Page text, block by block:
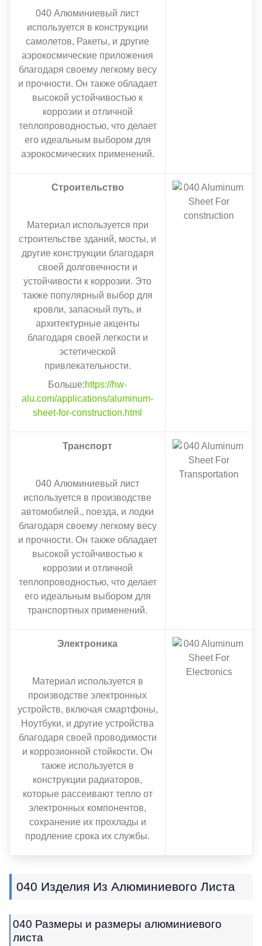
040 Алюминиевый лист
используется в конструкции
самолетов, Ракеты, и другие
аэрокосмические приложения
благодаря своему легкому весу
и прочности. Он также обладает
высокой устойчивостью к
коррозии и отличной
теплопроводностью, что делает
его идеальным выбором для
аэрокосмических применений.
Строительство
Материал используется при
строительстве зданий, мосты, и
другие конструкции благодаря
своей долговечности и
устойчивости к коррозии. Это
также популярный выбор для
кровли, запасный путь, и
архитектурные акценты
благодаря своей легкости и
эстетической
привлекательности.
Больше:https://hw-
alu.com/applications/aluminum-
sheet-for-construction.html
Транспорт
040 Алюминиевый лист
используется в производстве
автомобилей., поезда, и лодки
благодаря своему легкому весу
и прочности. Он также обладает
высокой устойчивостью к
коррозии и отличной
теплопроводностью, что делает
его идеальным выбором для
транспортных применений.
Электроника
Материал используется в
производстве электронных
устройств, включая смартфоны,
Ноутбуки, и другие устройства
благодаря своей проводимости
и коррозионной стойкости. Он
также используется в
конструкции радиаторов,
которые рассеивают тепло от
электронных компонентов,
сохранение их прохлады и
продление срока их службы.
040 Изделия Из Алюминиевого Листа
040 Размеры и размеры алюминиевого
листа